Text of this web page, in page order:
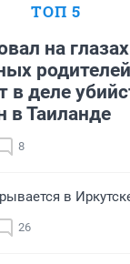
ТОП 5
на
в деле
в Таиланде
8
в
26